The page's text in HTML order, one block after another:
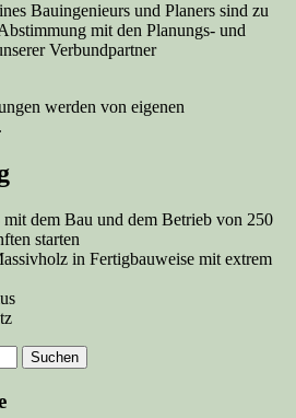
Bauingenieurs und Planers sind zu
mit den Planungs- und
Verbundpartner
werden von eigenen
dem Bau und dem Betrieb von 250
starten
in Fertigbauweise mit extrem